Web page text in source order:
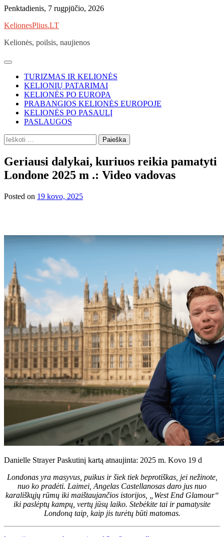
Skip
content
Penktadienis, 7 rugpjūčio, 2026
KelionesPlius.LT
Kelionės, poilsis, naujienos
TURIZMAS IR KELIONĖS
KELIONIŲ PATARIMAI
KELIONĖS PO EUROPA
PRABANGIOS KELIONĖS EUROPOJE
KELIONĖS PO PASAULĮ
PASLAUGOS
Ieškoti:
Geriausi dalykai, kuriuos reikia pamatyti
Londone 2025 m .: Video vadovas
Posted on 19 kovo, 2025
Danielle Strayer Paskutinį kartą atnaujinta: 2025 m. Kovo 19 d
Londonas yra masyvus, puikus ir šiek tiek beprotiškas, jei nežinote,
nuo ko pradėti. Laimei, Angelas Castellanosas daro jus nuo
karališkųjų rūmų iki maištaujančios istorijos, „West End Glamour“
iki paslėptų kampų, vertų jūsų laiko. Stebėkite tai ir pamatysite
Londoną taip, kaip jis turėtų būti matomas.